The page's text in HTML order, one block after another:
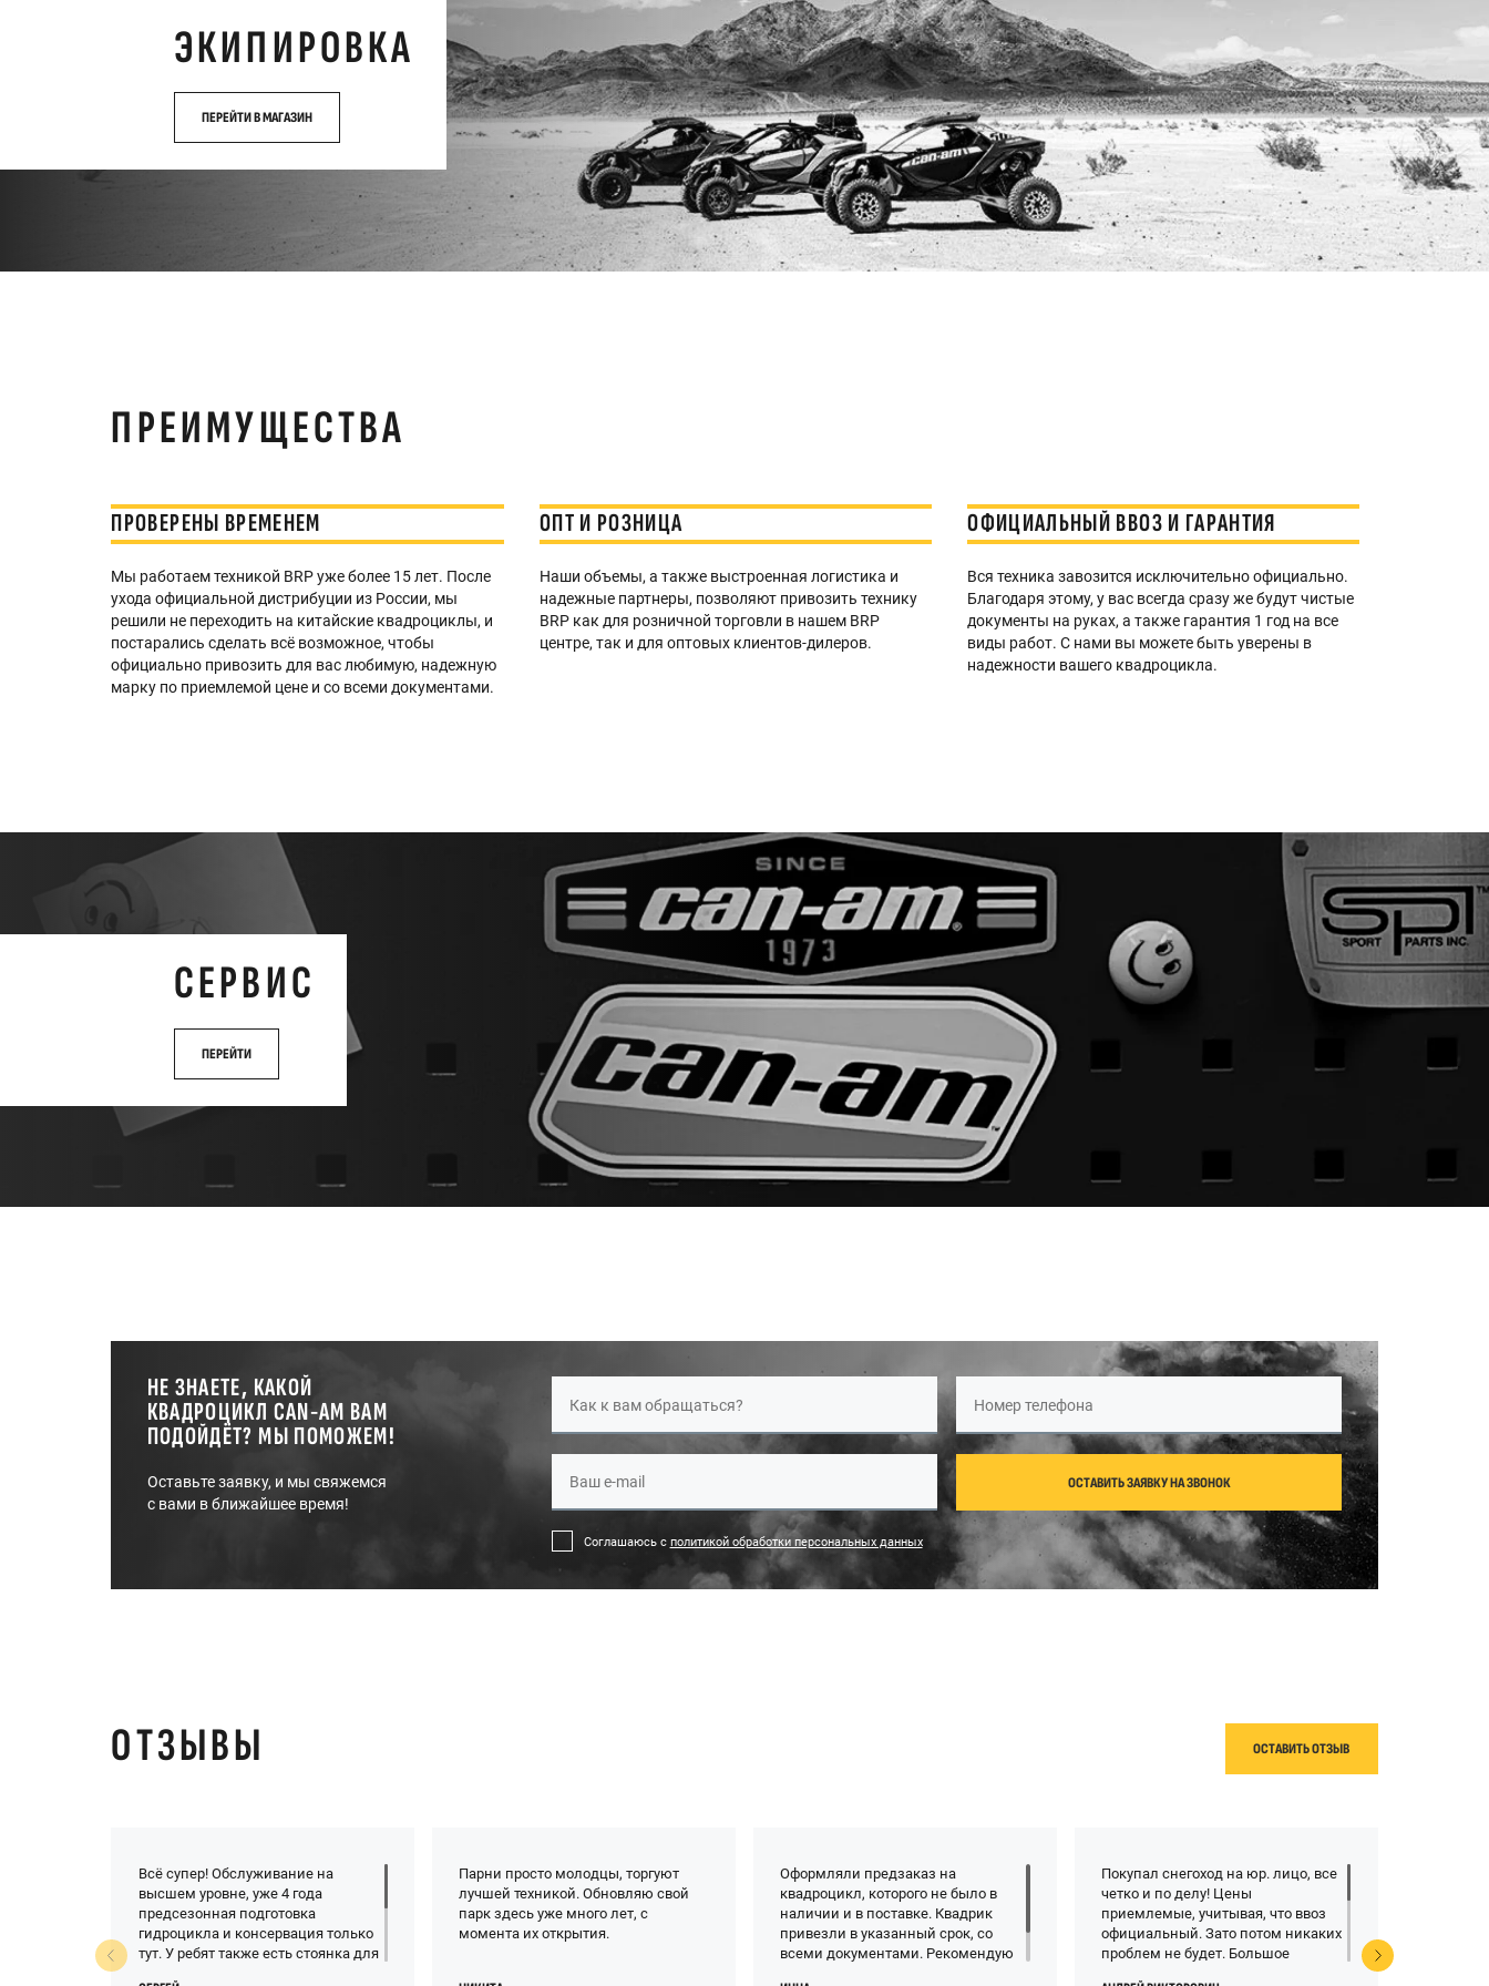
ЭКИПИРОВКА
ПЕРЕЙТИ В МАГАЗИН
ПРЕИМУЩЕСТВА
ПРОВЕРЕНЫ ВРЕМЕНЕМ
Мы работаем техникой BRP уже более 15 лет. После
ухода официальной дистрибуции из России, мы
решили не переходить на китайские квадроциклы, и
постарались сделать всё возможное, чтобы
официально привозить для вас любимую, надежную
марку по приемлемой цене и со всеми документами.
ОПТ И РОЗНИЦА
Наши объемы, а также выстроенная логистика и
надежные партнеры, позволяют привозить технику
BRP как для розничной торговли в нашем BRP
центре, так и для оптовых клиентов-дилеров.
ОФИЦИАЛЬНЫЙ ВВОЗ И ГАРАНТИЯ
Вся техника завозится исключительно официально.
Благодаря этому, у вас всегда сразу же будут чистые
документы на руках, а также гарантия 1 год на все
виды работ. С нами вы можете быть уверены в
надежности вашего квадроцикла.
СЕРВИС
ПЕРЕЙТИ
НЕ ЗНАЕТЕ, КАКОЙ
КВАДРОЦИКЛ CAN-AM ВАМ
ПОДОЙДЁТ? МЫ ПОМОЖЕМ!
Оставьте заявку, и мы свяжемся
с вами в ближайшее время!
Как к вам обращаться? Номер телефона
Ваш e-mail
Соглашаюсь с политикой обработки персональных данных
ОСТАВИТЬ ЗАЯВКУ НА ЗВОНОК
ОТЗЫВЫ ОСТАВИТЬ ОТЗЫВ
Всё супер! Обслуживание на
высшем уровне, уже 4 года
предсезонная подготовка
гидроцикла и консервация только
тут. У ребят также есть стоянка для
Парни просто молодцы, торгуют
лучшей техникой. Обновляю свой
парк здесь уже много лет, с
момента их открытия.
Оформляли предзаказ на
квадроцикл, которого не было в
наличии и в поставке. Квадрик
привезли в указанный срок, со
всеми документами. Рекомендую
Покупал снегоход на юр. лицо, все
четко и по делу! Цены
приемлемые, учитывая, что ввоз
официальный. Зато потом никаких
проблем не будет. Большое